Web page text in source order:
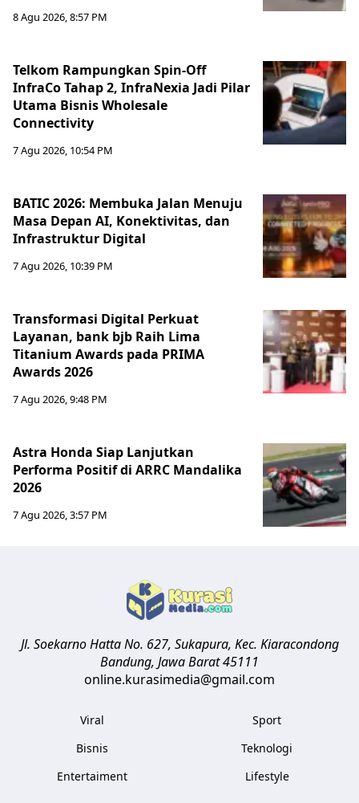
8 Agu 2026, 8:57 PM
Telkom Rampungkan Spin-Off
InfraCo Tahap 2, InfraNexia Jadi Pilar
Utama Bisnis Wholesale
Connectivity
7 Agu 2026, 10:54 PM
BATIC 2026: Membuka Jalan Menuju
Masa Depan AI, Konektivitas, dan
Infrastruktur Digital
7 Agu 2026, 10:39 PM
Transformasi Digital Perkuat
Layanan, bank bjb Raih Lima
Titanium Awards pada PRIMA
Awards 2026
7 Agu 2026, 9:48 PM
Astra Honda Siap Lanjutkan
Performa Positif di ARRC Mandalika
2026
7 Agu 2026, 3:57 PM
Jl. Soekarno Hatta No. 627, Sukapura, Kec. Kiaracondong
Bandung, Jawa Barat45111
online.kurasimedia@gmail.com
Viral
Bisnis
Entertaiment
Sport
Teknologi
Lifestyle